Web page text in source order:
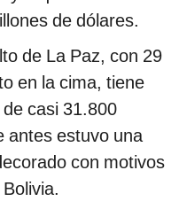
de dólares.
de La Paz, con 29
en la cima, tiene
casi 31.800
antes estuvo una
con motivos